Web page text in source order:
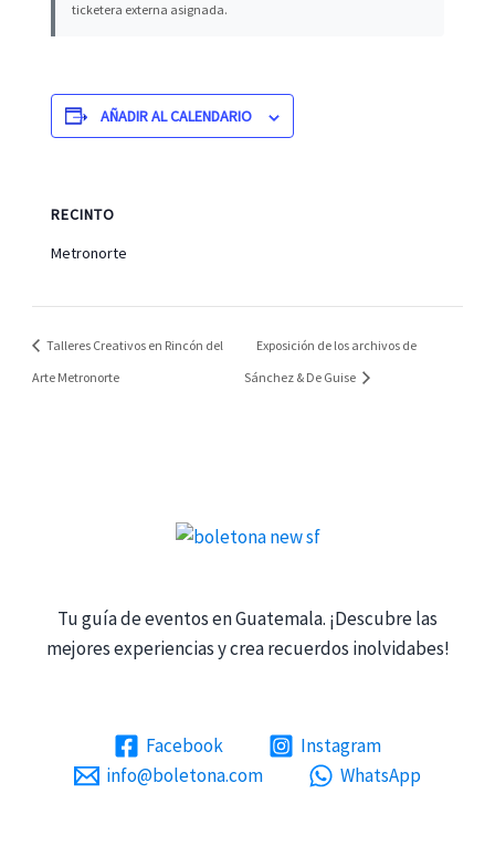
ticketera externa asignada.
AÑADIR AL CALENDARIO
RECINTO
Metronorte
Talleres Creativos en Rincón del
Arte Metronorte
Exposición de los archivos de
Sánchez & De Guise
Tu guía de eventos en Guatemala. ¡Descubre las
mejores experiencias y crea recuerdos inolvidabes!
Facebook
Instagram
info@boletona.com
WhatsApp